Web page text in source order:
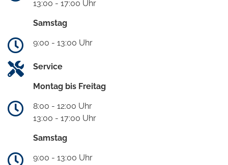
13:00 - 17:00 Uhr
Samstag
9:00 - 13:00 Uhr
Service
Montag bis Freitag
8:00 - 12:00 Uhr
13:00 - 17:00 Uhr
Samstag
9:00 - 13:00 Uhr